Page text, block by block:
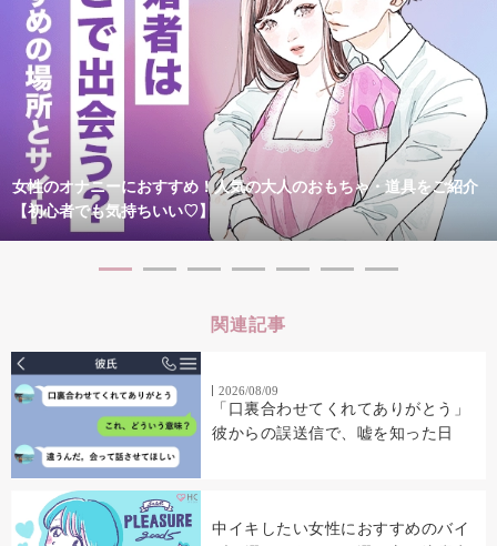
女性のオナニーにおすすめ！人気の大人のおもちゃ・道具をご紹介
【初心者でも気持ちいい♡】
関連記事
2026/08/09
「口裏合わせてくれてありがとう」
彼からの誤送信で、嘘を知った日
中イキしたい女性におすすめのバイ